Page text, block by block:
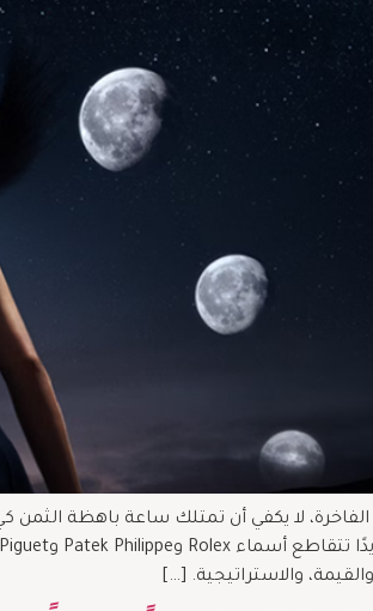
لا يكفي أن تمتلك ساعة باهظة الثمن
والاستراتيجية. […]